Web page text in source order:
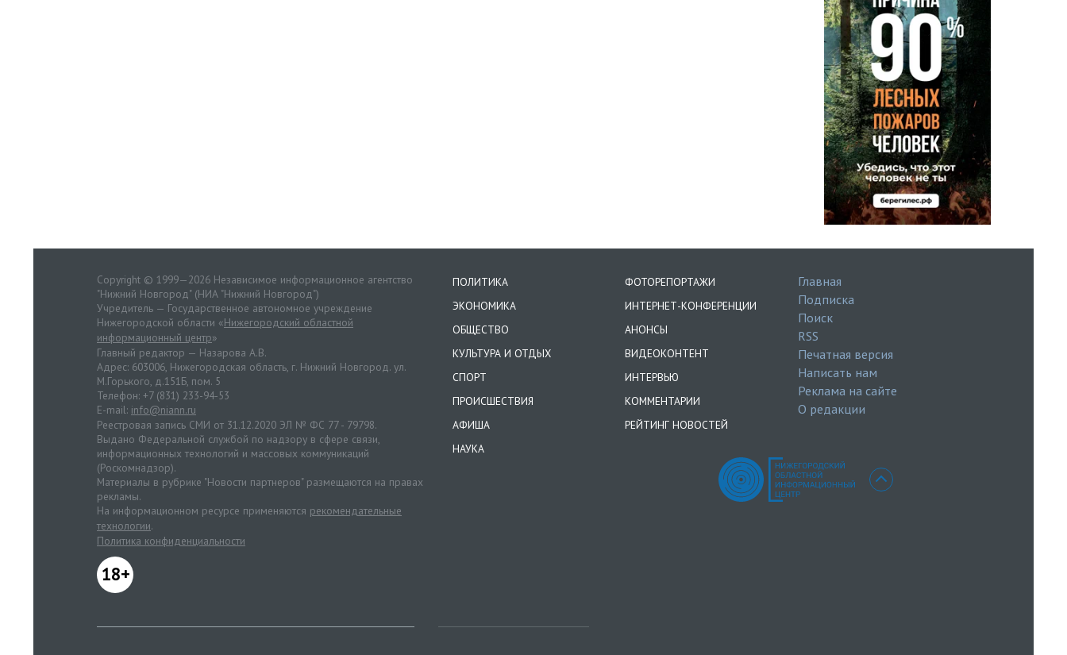
Copyright © 1999—2026 Независимое информационное агентство
"Нижний Новгород" (НИА "Нижний Новгород")
Учредитель — Государственное автономное учреждение
Нижегородской области «Нижегородский областной
информационный центр»
Главный редактор — Назарова А.В.
Адрес: 603006, Нижегородская область, г. Нижний Новгород. ул.
М.Горького, д.151Б, пом. 5
Телефон: +7 (831) 233-94-53
E-mail: info@niann.ru
Реестровая запись СМИ от 31.12.2020 ЭЛ № ФС 77 - 79798.
Выдано Федеральной службой по надзору в сфере связи,
информационных технологий и массовых коммуникаций
(Роскомнадзор).
Материалы в рубрике "Новости партнеров" размещаются на правах
рекламы.
На информационном ресурсе применяются рекомендательные
технологии.
Политика конфиденциальности
18+
ПОЛИТИКА
ЭКОНОМИКА
ОБЩЕСТВО
КУЛЬТУРА И ОТДЫХ
СПОРТ
ПРОИСШЕСТВИЯ
АФИША
НАУКА
ФОТОРЕПОРТАЖИ
ИНТЕРНЕТ-КОНФЕРЕНЦИИ
АНОНСЫ
ВИДЕОКОНТЕНТ
ИНТЕРВЬЮ
КОММЕНТАРИИ
РЕЙТИНГ НОВОСТЕЙ
Главная
Подписка
Поиск
RSS
Печатная версия
Написать нам
Реклама на сайте
О редакции